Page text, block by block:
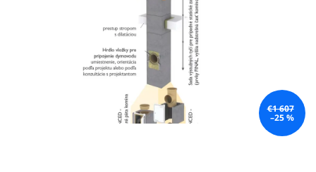
€1 607
–25 %